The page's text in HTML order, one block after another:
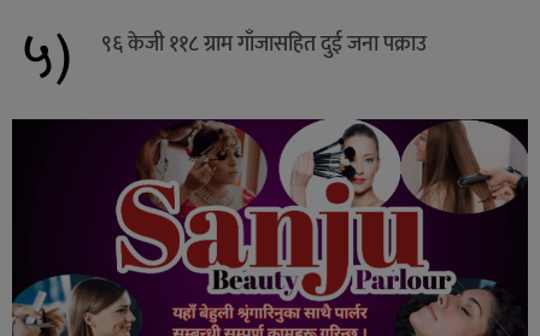
५) ९६ केजी ११८ ग्राम गाँजासहित दुई जना पक्राउ